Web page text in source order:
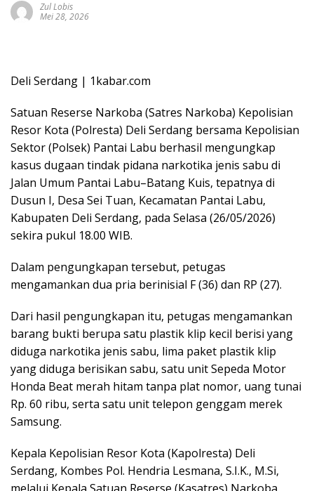
Zul Lobis
Mei 28, 2026
Deli Serdang | 1kabar.com
Satuan Reserse Narkoba (Satres Narkoba) Kepolisian
Resor Kota (Polresta) Deli Serdang bersama Kepolisian
Sektor (Polsek) Pantai Labu berhasil mengungkap
kasus dugaan tindak pidana narkotika jenis sabu di
Jalan Umum Pantai Labu–Batang Kuis, tepatnya di
Dusun I, Desa Sei Tuan, Kecamatan Pantai Labu,
Kabupaten Deli Serdang, pada Selasa (26/05/2026)
sekira pukul 18.00 WIB.
Dalam pengungkapan tersebut, petugas
mengamankan dua pria berinisial F (36) dan RP (27).
Dari hasil pengungkapan itu, petugas mengamankan
barang bukti berupa satu plastik klip kecil berisi yang
diduga narkotika jenis sabu, lima paket plastik klip
yang diduga berisikan sabu, satu unit Sepeda Motor
Honda Beat merah hitam tanpa plat nomor, uang tunai
Rp. 60 ribu, serta satu unit telepon genggam merek
Samsung.
Kepala Kepolisian Resor Kota (Kapolresta) Deli
Serdang, Kombes Pol. Hendria Lesmana, S.I.K., M.Si,